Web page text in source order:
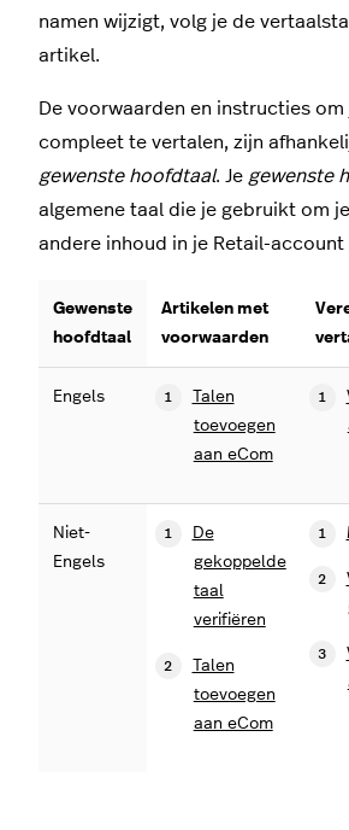
namen wijzigt, volg je de
artikel.
De voorwaarden en instructies
compleet te vertalen, zijn
gewenste hoofdtaal. Je gewenste
algemene taal die je gebruikt om
andere inhoud in je Retail-account
Gewenste
hoofdtaal
Artikelen met
voorwaarden
Engels
Talen
toevoegen
aan eCom
Niet-
Engels
De
gekoppelde
taal
verifiëren
Talen
toevoegen
aan eCom